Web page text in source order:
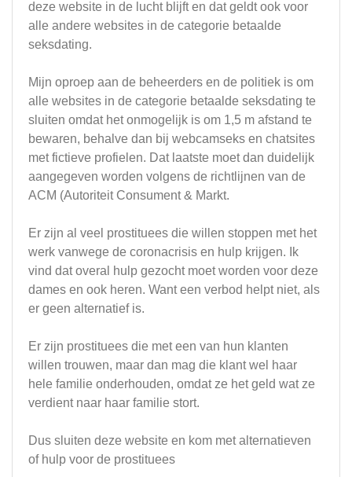
deze website in de lucht blijft en dat geldt ook voor
alle andere websites in de categorie betaalde
seksdating.
Mijn oproep aan de beheerders en de politiek is om
alle websites in de categorie betaalde seksdating te
sluiten omdat het onmogelijk is om 1,5 m afstand te
bewaren, behalve dan bij webcamseks en chatsites
met fictieve profielen. Dat laatste moet dan duidelijk
aangegeven worden volgens de richtlijnen van de
ACM (Autoriteit Consument & Markt.
Er zijn al veel prostituees die willen stoppen met het
werk vanwege de coronacrisis en hulp krijgen. Ik
vind dat overal hulp gezocht moet worden voor deze
dames en ook heren. Want een verbod helpt niet, als
er geen alternatief is.
Er zijn prostituees die met een van hun klanten
willen trouwen, maar dan mag die klant wel haar
hele familie onderhouden, omdat ze het geld wat ze
verdient naar haar familie stort.
Dus sluiten deze website en kom met alternatieven
of hulp voor de prostituees